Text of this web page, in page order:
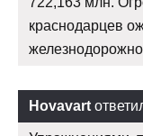
краснодарцев
Hovavart